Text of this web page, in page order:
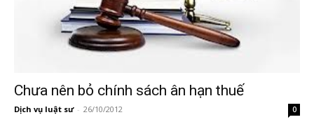
Chưa nên bỏ chính sách ân hạn thuế
Dịch vụ luật sư - 26/10/2012 0